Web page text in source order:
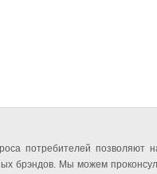
потребителей позволяют
брэндов. Мы можем